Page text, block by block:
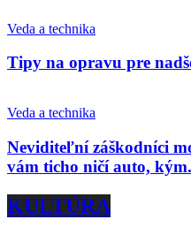
Veda a technika
Tipy na opravu pre
Veda a technika
Neviditeľní záškodníci
vám ticho ničí auto,
KULTÚRA